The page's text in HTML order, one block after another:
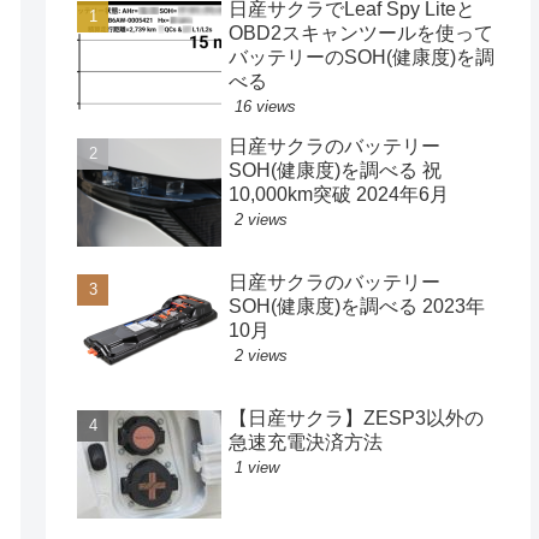
日産サクラでLeaf Spy Liteと
OBD2スキャンツールを使って
バッテリーのSOH(健康度)を調
べる
16 views
日産サクラのバッテリー
SOH(健康度)を調べる 祝
10,000km突破 2024年6月
2 views
日産サクラのバッテリー
SOH(健康度)を調べる 2023年
10月
2 views
【日産サクラ】ZESP3以外の
急速充電決済方法
1 view